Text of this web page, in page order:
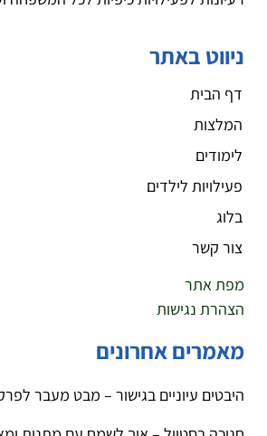
ניווט באתר
דף הבית
המלצות
לימודים
פעילויות לילדים
בלוג
צור קשר
מפת אתר
הצהרת נגישות
מאמרים אחרונים
היבטים עיוניים בגישור – מבט מעבר